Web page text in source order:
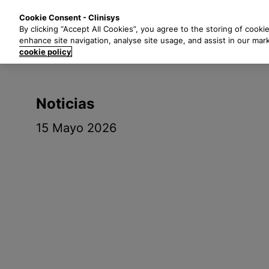
a
Noticias
15 Mayo 2026
Cookie Consent - Clinisys
By clicking “Accept All Cookies”, you agree to the storing of
enhance site navigation, analyse site usage, and assist in our
cookie policy